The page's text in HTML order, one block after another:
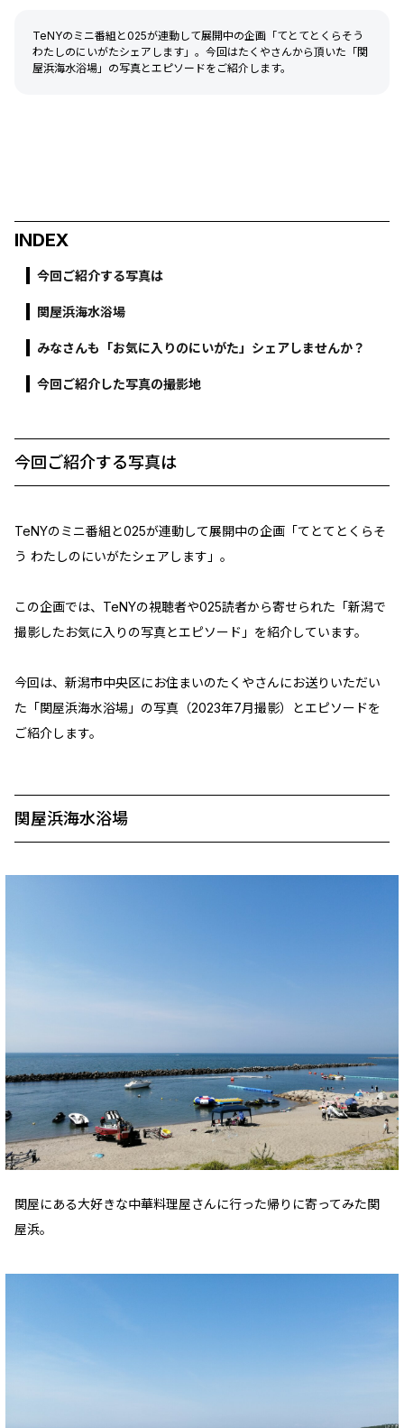
TeNYのミニ番組と025が連動して展開中の企画「てとてとくらそう
わたしのにいがたシェアします」。今回はたくやさんから頂いた「関
屋浜海水浴場」の写真とエピソードをご紹介します。
INDEX
今回ご紹介する写真は
関屋浜海水浴場
みなさんも「お気に入りのにいがた」シェアしませんか？
今回ご紹介した写真の撮影地
今回ご紹介する写真は
TeNYのミニ番組と025が連動して展開中の企画「てとてとくらそ
う わたしのにいがたシェアします」。
この企画では、TeNYの視聴者や025読者から寄せられた「新潟で
撮影したお気に入りの写真とエピソード」を紹介しています。
今回は、新潟市中央区にお住まいのたくやさんにお送りいただい
た「関屋浜海水浴場」の写真（2023年7月撮影）とエピソードを
ご紹介します。
関屋浜海水浴場
関屋にある大好きな中華料理屋さんに行った帰りに寄ってみた関
屋浜。